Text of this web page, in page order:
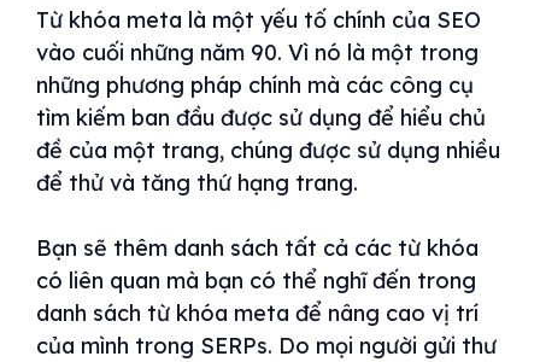
Từ khóa meta là một yếu tố chính của SEO
vào cuối những năm 90. Vì nó là một trong
những phương pháp chính mà các công cụ
tìm kiếm ban đầu được sử dụng để hiểu chủ
đề của một trang, chúng được sử dụng nhiều
để thử và tăng thứ hạng trang.
Bạn sẽ thêm danh sách tất cả các từ khóa
có liên quan mà bạn có thể nghĩ đến trong
danh sách từ khóa meta để nâng cao vị trí
của mình trong SERPs. Do mọi người gửi thư